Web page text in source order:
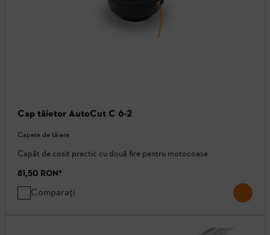
Cap tăietor AutoCut C 6-2
Capete de tăiere
Capăt de cosit practic cu două fire pentru motocoase
81,50 RON*
Comparați